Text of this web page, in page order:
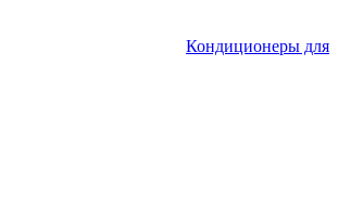
Кондиционеры для